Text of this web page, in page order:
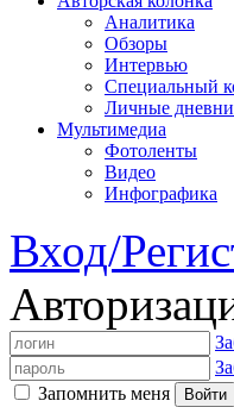
Аналитика
Обзоры
Интервью
Специальный
Личные
Мультимедиа
Фотоленты
Видео
Инфографика
Вход/
Запомнить меня